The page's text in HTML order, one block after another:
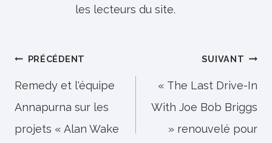
les lecteurs du site.
Navigation
de
l’article
PRÉCÉDENT
Remedy et l'équipe
Annapurna sur les
projets « Alan Wake
SUIVANT
« The Last Drive-In
With Joe Bob Briggs
» renouvelé pour